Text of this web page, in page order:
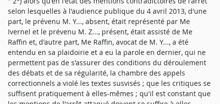
selon lesquelles à l'audience publique du 4 avril 2013, d'une
part, le prévenu M. Y..., absent, était représenté par Me
Ivernel et le prévenu M. Z..., présent, était assisté de Me
Raffin et, d'autre part, Me Raffin, avocat de M. Y..., a été
entendu en sa plaidoirie et a eu la parole en dernier, qui ne
permettent pas de s'assurer des conditions du déroulement
des débats et de sa régularité, la chambre des appels
correctionnels a violé les textes susvisés ; que les critiques se
suffisent pratiquement à elles-mêmes ; qu'il est constant que